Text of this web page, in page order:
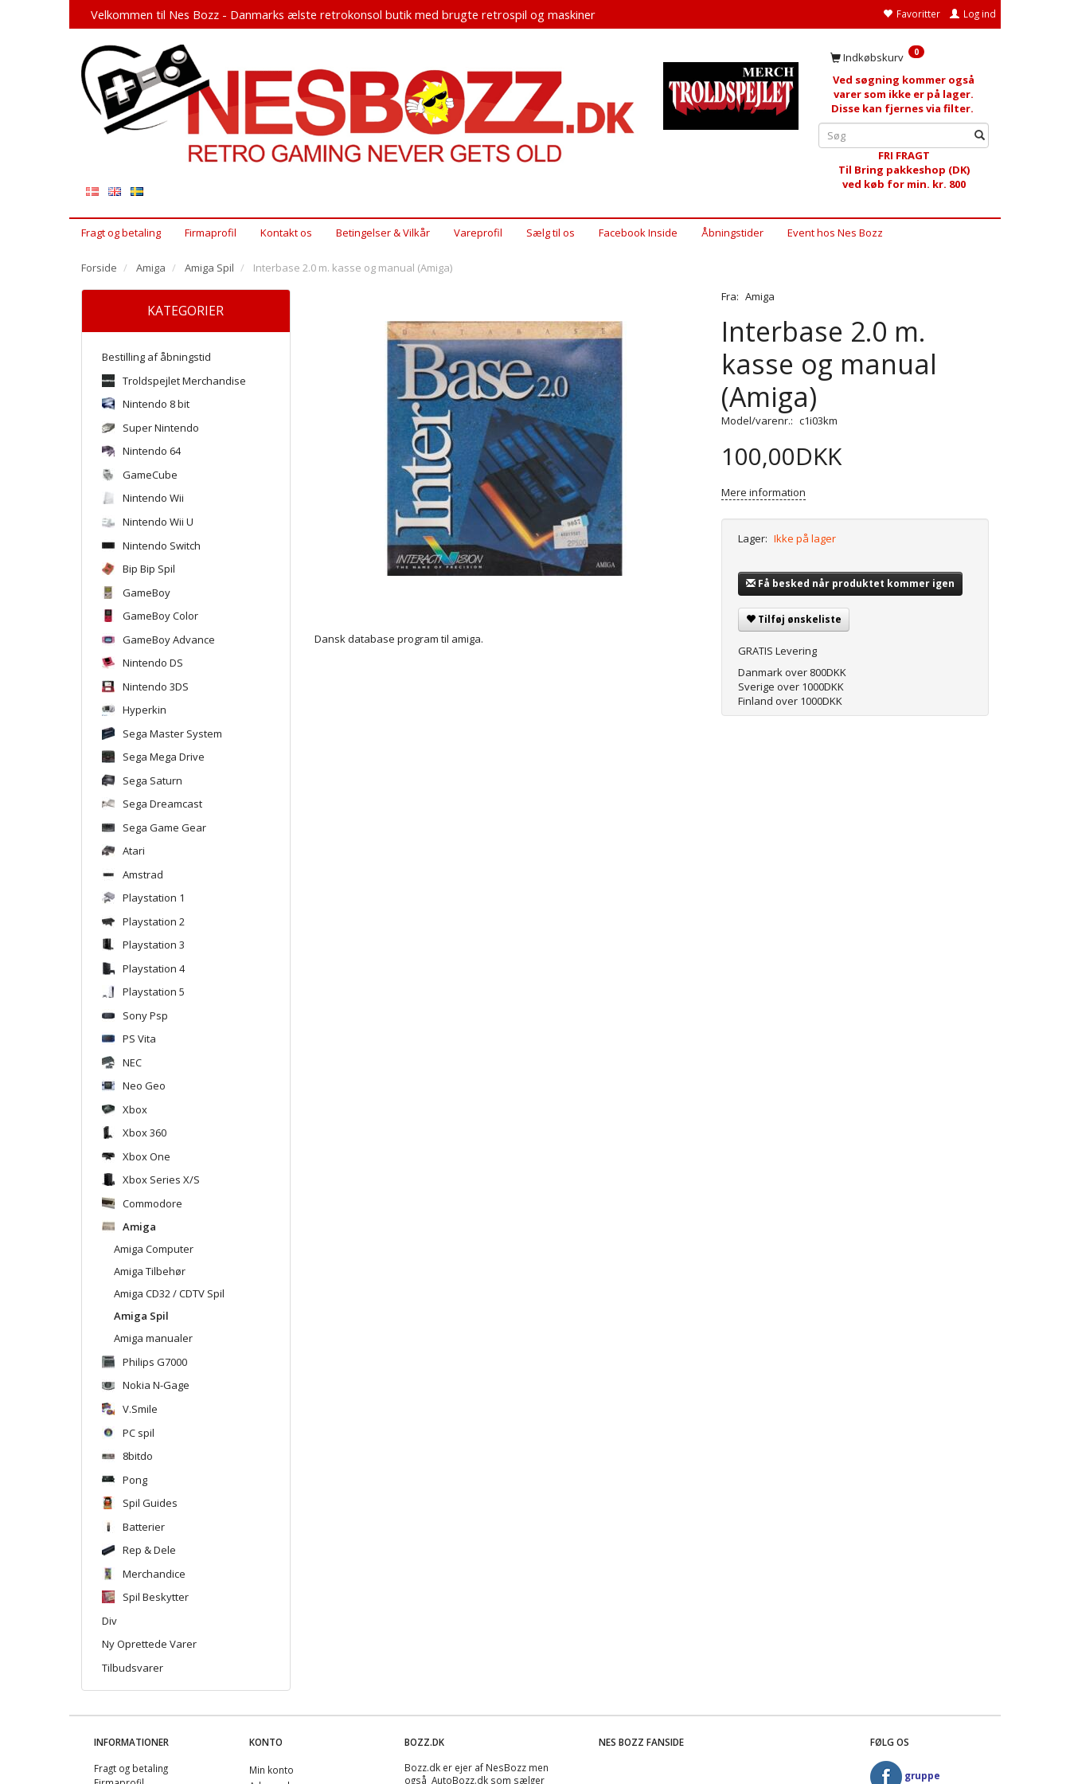
Favoritter Log ind
Velkommen til Nes Bozz - Danmarks ælste retrokonsol butik med brugte retrospil og maskiner
Indkøbskurv 0
Ved søgning kommer også
varer som ikke er på lager.
Disse kan fjernes via filter.
FRI FRAGT
Til Bring pakkeshop (DK)
ved køb for min. kr. 800
Fragt og betaling Firmaprofil Kontakt os Betingelser & Vilkår Vareprofil Sælg til os Facebook Inside Åbningstider Event hos Nes Bozz
Forside Amiga Amiga Spil Interbase 2.0 m. kasse og manual (Amiga)
KATEGORIER
Bestilling af åbningstid
Troldspejlet Merchandise
Nintendo 8 bit
Super Nintendo
Nintendo 64
GameCube
Nintendo Wii
Nintendo Wii U
Nintendo Switch
Bip Bip Spil
GameBoy
GameBoy Color
GameBoy Advance
Nintendo DS
Nintendo 3DS
Hyperkin
Sega Master System
Sega Mega Drive
Sega Saturn
Sega Dreamcast
Sega Game Gear
Atari
Amstrad
Playstation 1
Playstation 2
Playstation 3
Playstation 4
Playstation 5
Sony Psp
PS Vita
NEC
Neo Geo
Xbox
Xbox 360
Xbox One
Xbox Series X/S
Commodore
Amiga
Amiga Computer
Amiga Tilbehør
Amiga CD32 / CDTV Spil
Amiga Spil
Amiga manualer
Philips G7000
Nokia N-Gage
V.Smile
PC spil
8bitdo
Pong
Spil Guides
Batterier
Rep & Dele
Merchandice
Spil Beskytter
Div
Ny Oprettede Varer
Tilbudsvarer
Dansk database program til amiga.
Fra: Amiga
Interbase 2.0 m.
kasse og manual
(Amiga)
Model/varenr.: c1i03km
100,00DKK
Mere information
Lager: Ikke på lager
Få besked når produktet kommer igen
Tilføj ønskeliste
GRATIS Levering
Danmark over 800DKK
Sverige over 1000DKK
Finland over 1000DKK
INFORMATIONER
Fragt og betaling
KONTO
Min konto
BOZZ.DK
Bozz.dk er ejer af NesBozz men
også AutoBozz.dk som sælger
NES BOZZ FANSIDE FØLG OS
gruppe